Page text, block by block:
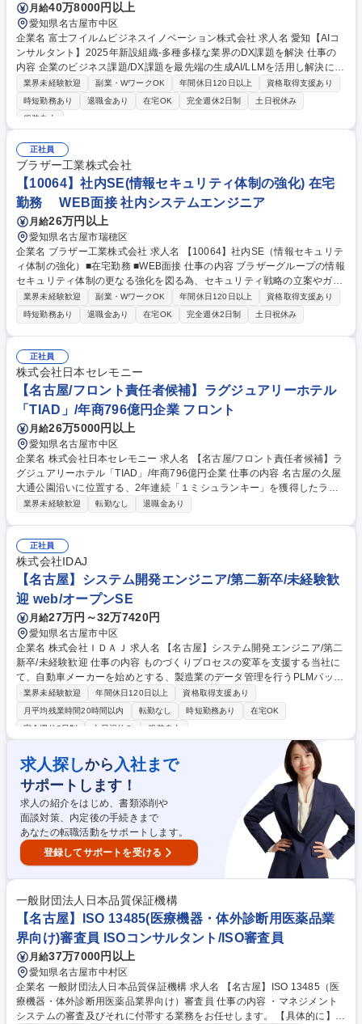
月給40万8000円以上
愛知県名古屋市中区
企業名 富士フイルムビジネスイノベーション株式会社 求人名 愛知【AIコ
ンサルタント】2025年新設組織-多種多様な業界のDX課題を解決 仕事の
内容 企業のビジネス課題/DX課題を最先端の生成AI/LLMを活用し解決に導
く役割です。特定の技術に縛られず、顧客要望に合わせた最適ソリューシ
ョンを選定しコンサルティング_プロジェクト推進を担います。 【詳細】
■AIコンサルタントとして、顧客業務を分析し、最適なAIソリューション
進。-最適なAIソリューションの選定からお客さまプロジェクト推進体制の
確立および要件定義等の上流工程推進－各支社で対応できない高難度や大
型プロジェクトの推進支援－部門横断業務（事例共有会やユースケース提
案、セミナー対応他） 募集職種 愛知【AIコンサルタント】2025年新設組
織-多種多様な業界のDX課題を解決
業界未経験歓迎 副業・WワークOK 年間休日120日以上
資格取得支援あり
時短勤務あり
退職金あり 在宅OK 完全週休2日制
土日祝休み
服装自由
正社員
ブラザー工業株式会社
【10064】社内SE(情報セキュリティ体制の強化) 在宅
勤務 WEB面接 社内システムエンジニア
月給26万円以上
愛知県名古屋市瑞穂区
企業名 ブラザー工業株式会社 求人名 【10064】社内SE（情報セキュリテ
ィ体制の強化）■在宅勤務 ■WEB面接 仕事の内容 ブラザーグループの情報
セキュリティ体制の更なる強化を図る為、セキュリティ戦略の立案やガバ
ナンス強化を推進する役割を担って頂きます。 具体的には、サイバー攻撃
への対策強化やインシデント対応、規程/ガイドラインの策定、ISO27001
に基づく情報セキュリティ監査等、国内外グループ会社への支援などをお
任せします。事業横断的に経営や事業戦略に直結する重要な役割を担うた
め、幅広い部門と連携しながら活躍できます。また、海外のグループ会社
との協業を通じて、グローバルな視点や経験を積み、世界で通用する人材
へと成長できるのも大きな魅力です。 募集職種 【10064】社内SE（情報
セキュリティ体制の強化）■在宅勤務 ■WEB面接
業界未経験歓迎 副業・WワークOK 年間休日120日以上
資格取得支援あり
時短勤務あり
退職金あり 在宅OK 完全週休2日制 土日祝休み
正社員
株式会社日本セレモニー
【名古屋/フロント責任者候補】ラグジュアリーホテル
「TIAD」/年商796億円企業 フロント
月給26万5000円以上
愛知県名古屋市中区
企業名 株式会社日本セレモニー 求人名 【名古屋/フロント責任者候補】ラ
グジュアリーホテル「TIAD」/年商796億円企業 仕事の内容 名古屋の久屋
大通公園沿いに位置する、2年連続「１ミシュランキー」を獲得したラグ
ジュアリーホテル「TIAD」にて、責任者候補として実務およびマネジメン
ーションの質向上 ・顧客満足度（GSS）向上のための施策立案・実行 ・
他部署（ベル、コンシェルジュ、料飲）との密な連携・調整 ★世界中のVI
Pをお迎えする最上級のホスピタリティを提供しつつ、組織運営の要を担
う役割です。 募集職種 【名古屋/フロント責任者候補】ラグジュアリーホ
テル「TIAD」/年商796億円企業
業界未経験歓迎 転勤なし 退職金あり
正社員
株式会社IDAJ
【名古屋】システム開発エンジニア/第二新卒/未経験歓
迎 web/オープンSE
月給27万円～32万7420円
愛知県名古屋市中区
企業名 株式会社ＩＤＡＪ 求人名 【名古屋】システム開発エンジニア/第二
新卒/未経験歓迎 仕事の内容 ものづくりプロセスの変革を支援する当社に
て、自動車メーカーを始めとする、製造業のデータ管理を行うPLMパッケ
ージソフト（ArasInnovator）のシステム開発エンジニアを募集します。
未経験者からの応募歓迎です。 【詳細】顧客先での導入支援を担当頂きま
す。■PLM を利用しながら、製造業のお客様のプロセス変革を支援するた
構築■お客様、プロジェクトリーダーに対するニーズのヒアリング ■要件
確認とデータ構造設計 ■PLM パッケージソフト上でのユーザーインターフ
ェイス実装 ※パッケージソフト内の属性定義、JAVA Script,/C#を使用■シ
ステムのテスト工程 募集職種 【名古屋】システム開発エンジニア/第二新
卒/未経験歓迎
業界未経験歓迎 年間休日120日以上
資格取得支援あり
月平均残業時間20時間以内
転勤なし 時短勤務あり
在宅OK
完全週休2日制
土日祝休み 服装自由
求人探しから 入社まで
サポートします！
求人の紹介をはじめ、書類添削や
面談対策、内定後の手続きまで
あなたの転職活動をサポートします。
登録してサポートを受ける
一般財団法人日本品質保証機構
【名古屋】ISO 13485(医療機器・体外診断用医薬品業
界向け)審査員 ISOコンサルタント/ISO審査員
月給37万7000円以上
愛知県名古屋市中村区
企業名 一般財団法人日本品質保証機構 求人名 【名古屋】ISO 13485（医
療機器・体外診断用医薬品業界向け）審査員 仕事の内容 ・マネジメント
システムの審査及びそれに付帯する業務をお任せします。 【具体的に】1.